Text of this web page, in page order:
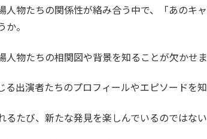
人物たちの関係性が絡み合う中で、「あの
。
物たちの相関図や背景を知ることが欠かせま
出演者たちのプロフィールやエピソードを
たび、新たな発見を楽しんでいるのではない